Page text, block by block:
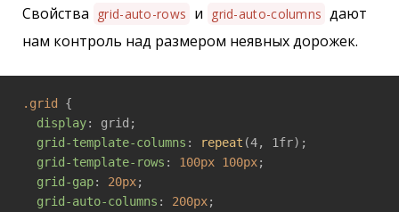
Свойства grid-auto-rows и grid-auto-columns дают
нам контроль над размером неявных дорожек.
.grid
{
display: grid;
grid-template-columns : repeat (4, 1fr);
grid-template-rows : 100px 100px;
grid-gap: 20px;
grid-auto-columns : 200px;